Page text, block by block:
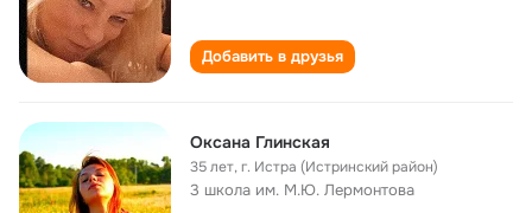
Добавить в друзья
Оксана Глинская
35 лет,г. Истра (Истринский район)
3 школа им. М.Ю. Лермонтова